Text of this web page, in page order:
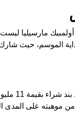
مارسيليا
انتقل
من موهبته على المدى